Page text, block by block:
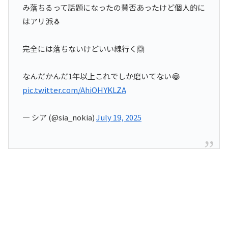
み落ちるって話題になったの賛否あったけど個人的に
はアリ派🐧
完全には落ちないけどいい線行く🙆
なんだかんだ1年以上これでしか磨いてない😂
pic.twitter.com/AhiOHYKLZA
— シア (@sia_nokia)July 19, 2025